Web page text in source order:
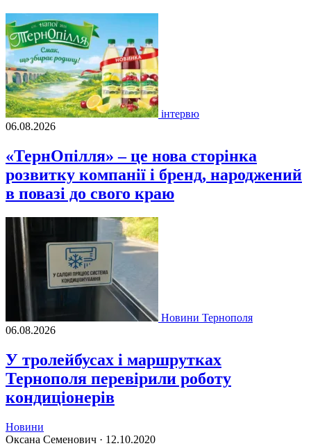
інтервю
06.08.2026
«ТернОпілля» – це нова сторінка
розвитку компанії і бренд, народжений
в повазі до свого краю
Новини Тернополя
06.08.2026
У тролейбусах і маршрутках
Тернополя перевірили роботу
кондиціонерів
Новини
Оксана Семенович · 12.10.2020